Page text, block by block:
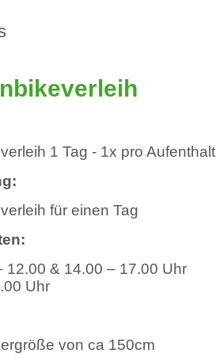
1 Tag - 1x pro Aufenthalt
für einen Tag
12.00 & 14.00 – 17.00 Uhr
Uhr
von ca 150cm